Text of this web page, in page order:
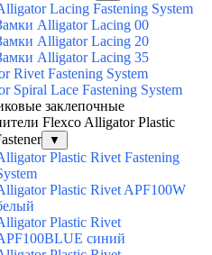
Lacing Fastening System
Alligator Lacing 00
Alligator Lacing 20
Alligator Lacing 35
Rivet Fastening System
Spiral Lace Fastening System
заклепочные
Flexco Alligator Plastic
▼
Plastic Rivet Fastening
Plastic Rivet APF100W
Plastic Rivet
синий